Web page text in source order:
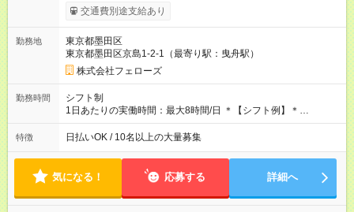
タイムで勤務いただける方にお越しいただきたいと思っていま
す。シフトが削られることはないので、安定した給与が入りま
たいという人もいると思います。このあたりは柔軟に対応する
ので、お気軽にご相談ください！ ※2ヶ月の試用期間がありま
す。その間の給与・待遇に変更はありません。 【試用期間】試
用期間あり 試用期間の長さ：2ヶ月 雇用形態、給与は本採用時
と同じです。
交通費別途支給あり
勤務地
東京都墨田区
東京都墨田区京島1-2-1（最寄り駅：曳舟駅）
株式会社フェローズ
勤務時間
シフト制
1日あたりの実働時間：最大8時間/日 ＊【シフト例】＊
(1) 10:00～19:00 (2) 11:00～20:00 (3) 12:00～21:00 など ◎
いずれも実働8時間・休憩1時間です。中抜けシフトなどはあり
たい」などあれば相談に応じますのでおっしゃってください！
特徴 日払いOK / 10名以上の大量募集
気になる！ 応募する 詳細へ